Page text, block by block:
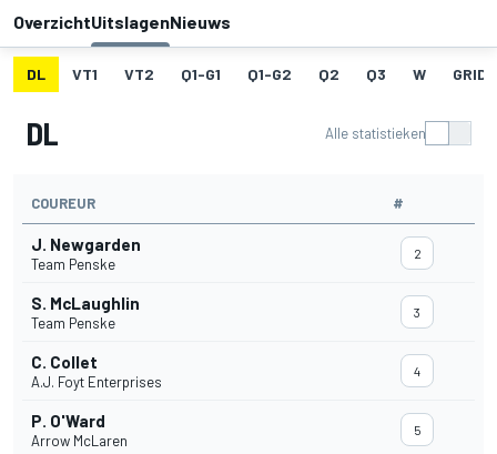
OverzichtUitslagenNieuws
DL VT1 VT2 Q1-G1 Q1-G2 Q2 Q3 W GRID
DL Alle statistieken
COUREUR #
J. Newgarden
Team Penske
2
S. McLaughlin
Team Penske
3
C. Collet
A.J. Foyt Enterprises
4
P. O'Ward
Arrow McLaren
5